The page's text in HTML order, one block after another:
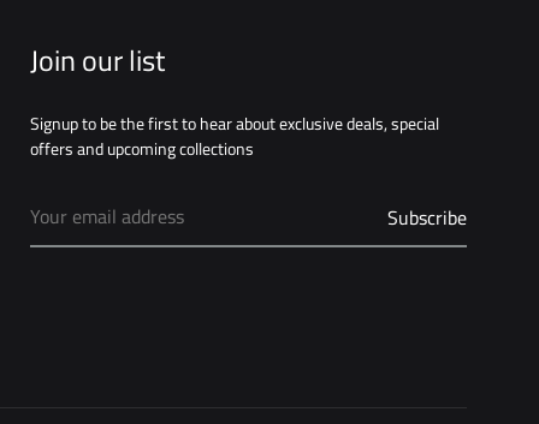
Join our list
Signup to be the first to hear about exclusive deals, special
offers and upcoming collections